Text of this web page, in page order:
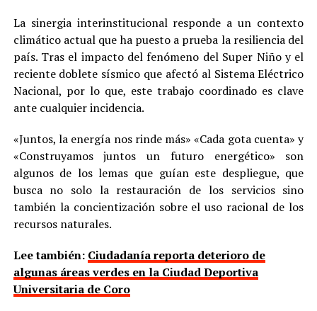
La sinergia interinstitucional responde a un contexto
climático actual que ha puesto a prueba la resiliencia del
país. Tras el impacto del fenómeno del Super Niño y el
reciente doblete sísmico que afectó al Sistema Eléctrico
Nacional, por lo que, este trabajo coordinado es clave
ante cualquier incidencia.
«Juntos, la energía nos rinde más» «Cada gota cuenta» y
«Construyamos juntos un futuro energético» son
algunos de los lemas que guían este despliegue, que
busca no solo la restauración de los servicios sino
también la concientización sobre el uso racional de los
recursos naturales.
Lee también: Ciudadanía reporta deterioro de
algunas áreas verdes en la Ciudad Deportiva
Universitaria de Coro